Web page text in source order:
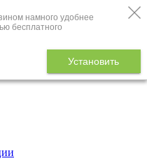
намного удобнее
бесплатного
Установить